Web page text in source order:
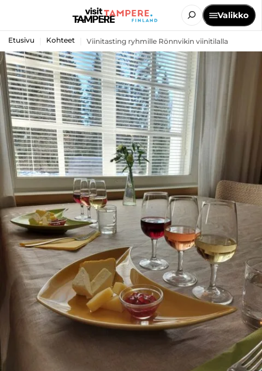
Valikko
Etusivu Kohteet Viinitasting ryhmille Rönnvikin viinitilalla